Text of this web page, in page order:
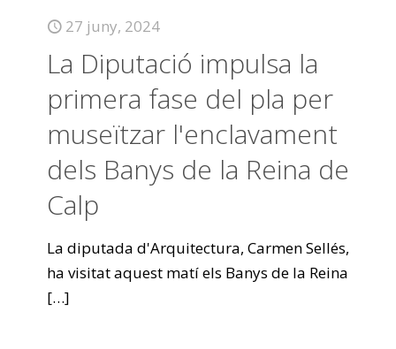
27 juny, 2024
La Diputació impulsa la
primera fase del pla per
museïtzar l'enclavament
dels Banys de la Reina de
Calp
La diputada d'Arquitectura, Carmen Sellés,
ha visitat aquest matí els Banys de la Reina
[…]